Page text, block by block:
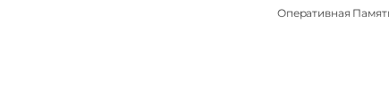
Оперативная